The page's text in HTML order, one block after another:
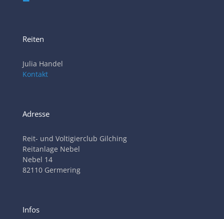
Reiten
Julia Handel
Kontakt
Adresse
Reit- und Voltigierclub Gilching
Reitanlage Nebel
Nebel 14
82110 Germering
Infos